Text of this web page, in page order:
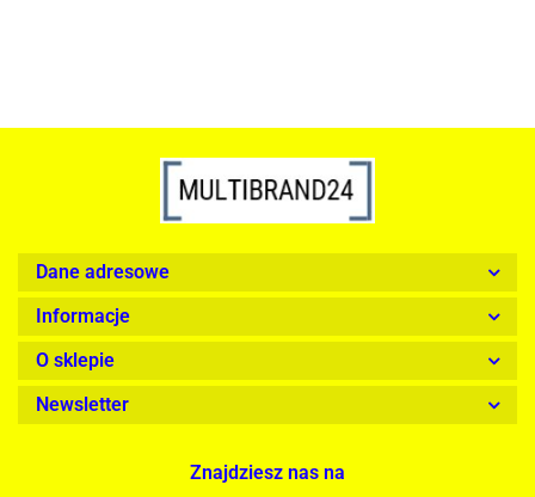
Dane adresowe
Informacje
O sklepie
Newsletter
Znajdziesz nas na